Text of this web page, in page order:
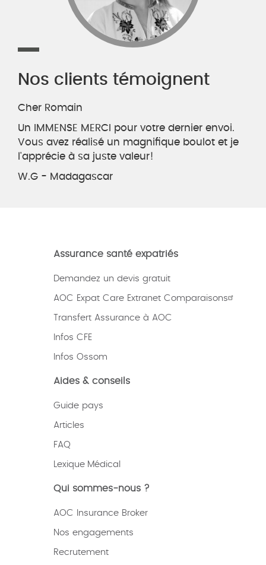
Nos clients témoignent
Cher Romain
Un IMMENSE MERCI pour votre dernier envoi.
Vous avez réalisé un magnifique boulot et je
l'apprécie à sa juste valeur!
W.G - Madagascar
Assurance santé expatriés
Demandez un devis gratuit
AOC Expat Care Extranet Comparaisons
Transfert Assurance à AOC
Infos CFE
Infos Ossom
Aides & conseils
Guide pays
Articles
FAQ
Lexique Médical
Qui sommes-nous ?
AOC Insurance Broker
Nos engagements
Recrutement